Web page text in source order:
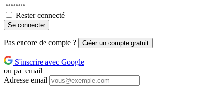
Rester connecté
Se connecter
Pas encore de compte ? Créer un compte gratuit
S'inscrire avec Google
ou par email
Adresse email